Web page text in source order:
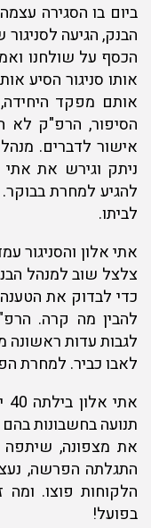
הבנק, הגיעה
הכסף על שולחנו
אותו סניגור הסיע
אותם מפקד
הסיפור, הרפ"ק לא
אישור לדברים.
ניתק וגירש את אתי
להגיע למחרת
לביתו.
אתי אלון והסניגור
צלצל שוב למנהל
כדי לבדוק את
להבין מה קרה.
לגבות עדות ראשונה
לאבו כביר. למחרת
תנועה בחשבונות
את מצפונה, שיתפה
התגלתה הפרשה,
בפועל!